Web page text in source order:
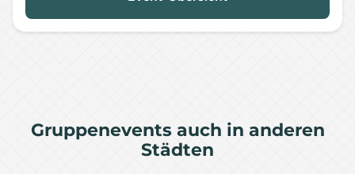
Gruppenevents auch in anderen
Städten